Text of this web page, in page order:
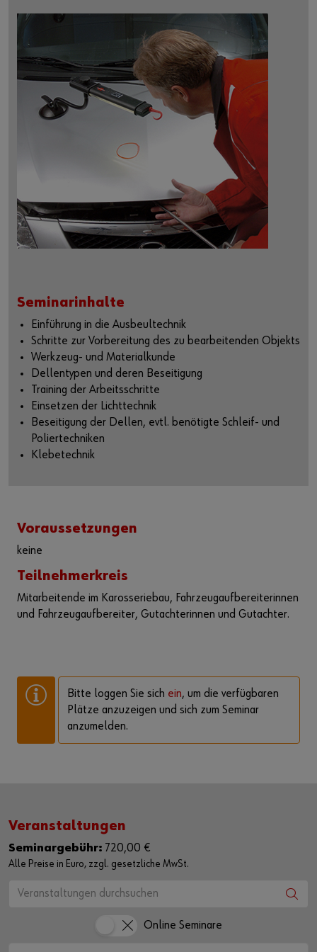
Seminarinhalte
Einführung in die Ausbeultechnik
Schritte zur Vorbereitung des zu bearbeitenden Objekts
Werkzeug- und Materialkunde
Dellentypen und deren Beseitigung
Training der Arbeitsschritte
Einsetzen der Lichttechnik
Beseitigung der Dellen, evtl. benötigte Schleif- und
Poliertechniken
Klebetechnik
Voraussetzungen
keine
Teilnehmerkreis
Mitarbeitende im Karosseriebau, Fahrzeugaufbereiterinnen
und Fahrzeugaufbereiter, Gutachterinnen und Gutachter.
Bitte loggen Sie sich ein, um die verfügbaren
Plätze anzuzeigen und sich zum Seminar
anzumelden.
Veranstaltungen
Seminargebühr: 720,00 €
Alle Preise in Euro, zzgl. gesetzliche MwSt.
Online Seminare